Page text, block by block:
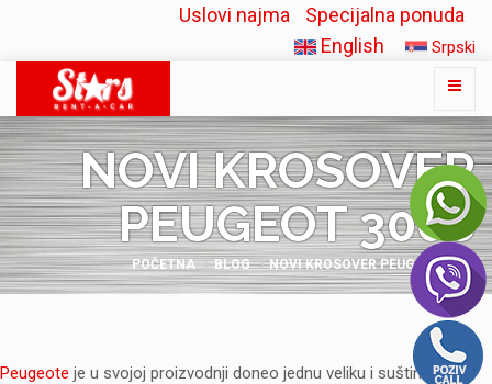
Uslovi najma
Specijalna ponuda
English
Srpski
NOVI KROSOVER
PEUGEOT 3008
POČETNA BLOG NOVI KROSOVER PEUGEOT 3008
Peugeote je u svojoj proizvodnji doneo jednu veliku i suštinsku